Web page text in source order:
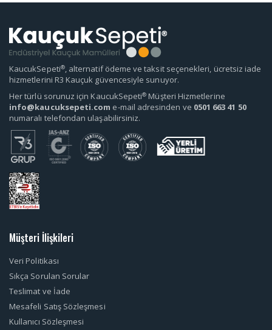
KaucukSepeti®, alternatif ödeme ve taksit seçenekleri, ücretsiz iade
hizmetlerini R3 Kauçuk güvencesiyle sunuyor.
Her türlü sorunuz için KaucukSepeti® Müşteri Hizmetlerine
info@kaucuksepeti.com e-mail adresinden ve 0501 663 41 50
numaralı telefondan ulaşabilirsiniz.
Müşteri İlişkileri
Veri Politikası
Sıkça Sorulan Sorular
Teslimat ve İade
Mesafeli Satış Sözleşmesi
Kullanıcı Sözleşmesi